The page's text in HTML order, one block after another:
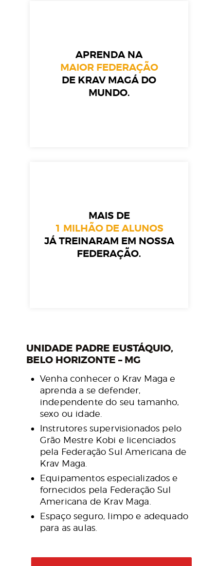
APRENDA NA
MAIOR FEDERAÇÃO
DE KRAV MAGÁ DO
MUNDO.
MAIS DE
1 MILHÃO DE ALUNOS
JÁ TREINARAM EM NOSSA
FEDERAÇÃO.
UNIDADE PADRE EUSTÁQUIO,
BELO HORIZONTE – MG
Venha conhecer o Krav Maga e
aprenda a se defender,
independente do seu tamanho,
sexo ou idade.
Instrutores supervisionados pelo
Grão Mestre Kobi e licenciados
pela Federação Sul Americana de
Krav Maga.
Equipamentos especializados e
fornecidos pela Federação Sul
Americana de Krav Maga.
Espaço seguro, limpo e adequado
para as aulas.